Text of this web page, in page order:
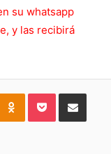
su whatsapp
y las recibirá
Odnoklassniki
PocketCompartir por Correo